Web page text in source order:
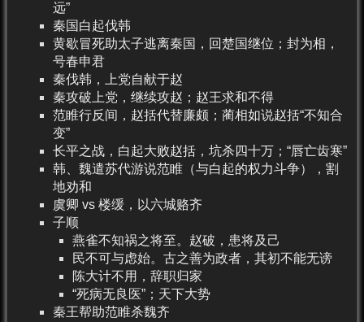
远”
秦国白起伐韩
黄歇冒死助太子逃离秦国，回楚国继位；封为相，
号春申君
秦伐韩，上党自献于赵
秦攻破上党，继续攻赵；赵王求和不得
范睢行反间，赵括代替廉颇；蔺相如说赵括“不知合
变”
长平之战，白起大败赵括，坑杀四十万；“唇亡齿寒”
韩、魏遣苏代游说范睢（与白起的权力斗争），割
地劝和
虞卿 vs 楼缓，以六城赂齐
子顺
燕雀不知祸之将至。赵破，患将及己
民不可与虑始。古之善为政者，其初不能无谤
陈大计不用，辞职归家
“死病无良医”；天下大势
秦王帮助范睢杀魏齐